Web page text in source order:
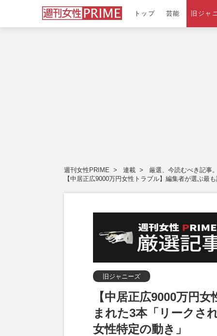
トップ 芸能 旧ジャ
週刊女性PRIME 連載
厳選、今読むべき記事
【中居正広9000万円女性トラブル】編集者が選ぶ最
旧ジャニーズ
【中居正広9000万円
まれた3本「リークさ
女性特定の動き」